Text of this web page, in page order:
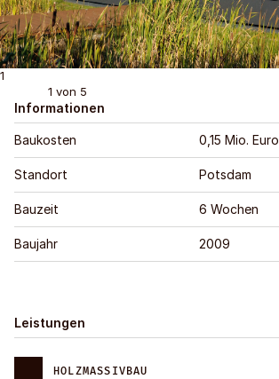
1
1 von 5
Informationen
Baukosten 0,15 Mio. Euro
Standort Potsdam
Bauzeit 6 Wochen
Baujahr 2009
Leistungen
HOLZMASSIVBAU